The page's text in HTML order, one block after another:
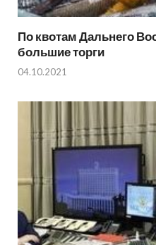
По квотам Дальнего
большие торги
04.10.2021